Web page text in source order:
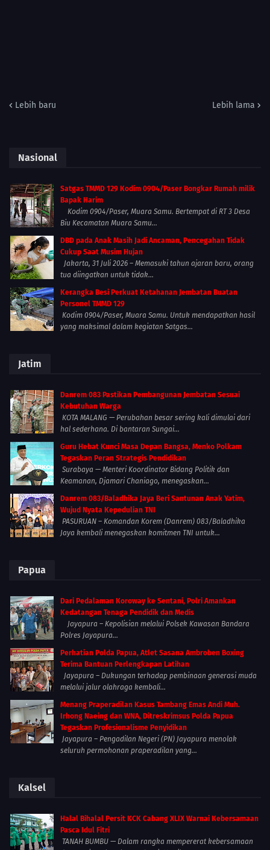
Lebih baru Lebih lama
Nasional
Satgas TMMD 129 Kodim 0904/Paser Bongkar Rumah milik
Bapak Harim
Kodim 0904/Paser, Muara Samu. Bertempat di RT 3 Desa
Biu Kecamatan Muara Samu...
DBD pada Anak Masih Jadi Ancaman, Pencegahan Tidak
Cukup Saat Musim Hujan
Jakarta, 31 Juli 2026 – Memasuki tahun ajaran baru, orang
tua diingatkan untuk tidak...
Kerangka Besi Perkuat Ketahanan Jembatan Buatan
Personel TMMD 129
Kodim 0904/Paser, Muara Samu. Untuk mendapatkan hasil
yang maksimal dalam kegiatan Satgas...
Jatim
Danrem 083 Pastikan Pembangunan Jembatan Sesuai
Kebutuhan Warga
KOTA MALANG — Perubahan besar sering kali dimulai dari
hal sederhana. Di bantaran Sungai...
Guru Hebat Kunci Masa Depan Bangsa, Menko Polkam
Tegaskan Peran Strategis Pendidikan
Surabaya — Menteri Koordinator Bidang Politik dan
Keamanan, Djamari Chaniago, menegaskan...
Danrem 083/Baladhika Jaya Beri Santunan Anak Yatim,
Wujud Nyata Kepedulian TNI
PASURUAN – Komandan Korem (Danrem) 083/Baladhika
Jaya kembali menegaskan komitmen TNI untuk...
Papua
Dari Pedalaman Koroway ke Sentani, Polri Amankan
Kedatangan Tenaga Pendidik dan Medis
Jayapura – Kepolisian melalui Polsek Kawasan Bandara
Polres Jayapura...
Perhatian Polda Papua, Atlet Sasana Ambroben Boxing
Terima Bantuan Perlengkapan Latihan
Jayapura – Dukungan terhadap pembinaan generasi muda
melalui jalur olahraga kembali...
Menang Praperadilan Kasus Tambang Emas Andi Muh.
Irhong Naeing dan WNA, Ditreskrimsus Polda Papua
Tegaskan Profesionalisme Penyidikan
Jayapura – Pengadilan Negeri (PN) Jayapura menolak
seluruh permohonan praperadilan yang...
Kalsel
Halal Bihalal Persit KCK Cabang XLIX Warnai Kebersamaan
Pasca Idul Fitri
TANAH BUMBU — Dalam rangka mempererat kebersamaan